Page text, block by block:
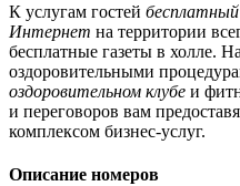
К услугам гостей
Интернет на территории
бесплатные газеты в холле.
оздоровительными
оздоровительном клубе и
и переговоров вам
комплексом бизнес-услуг.
Описание номеров